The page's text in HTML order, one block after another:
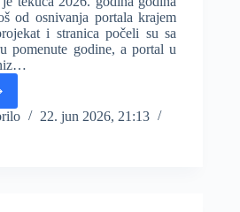
od osnivanja portala krajem
i stranica počeli su sa
pomenute godine, a portal u
22. jun 2026, 21:13